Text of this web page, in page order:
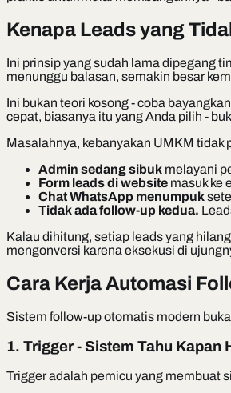
Kenapa Leads yang
Ini prinsip yang sudah lama dipegang
menunggu balasan, semakin besar
Ini bukan teori kosong - coba
cepat, biasanya itu yang Anda pilih -
Masalahnya, kebanyakan UMKM
Admin sedang sibuk melayani
Form leads di website masuk ke
Chat WhatsApp menumpuk
Tidak ada follow-up kedua.
Kalau dihitung, setiap leads yang
mengonversi karena eksekusi di
Cara Kerja Automasi
Sistem follow-up otomatis modern
1. Trigger - Sistem Tahu Kapan
Trigger adalah pemicu yang membuat